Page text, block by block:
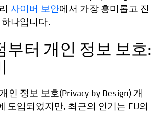
사이버 보안에서 가장 흥미롭고 진
나입니다.
부터 개인 정보 보호:
인 정보 보호(Privacy by Design) 개
도입되었지만, 최근의 인기는 EU의